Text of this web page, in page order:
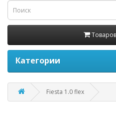
Категории
Fiesta 1.0 flex